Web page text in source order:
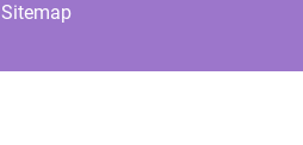
Sitemap